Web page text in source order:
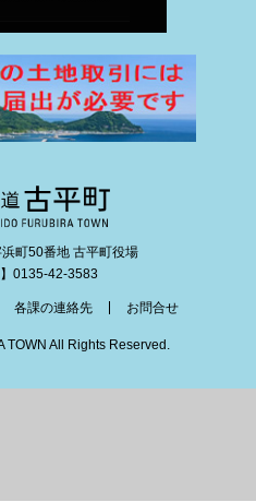
町50番地 古平町役場
】0135-42-3583
各課の連絡先 お問合せ
All Rights Reserved.